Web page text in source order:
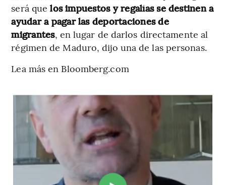
será quelos impuestos y regalías se destinen a
ayudar a pagar las deportaciones de
migrantes, en lugar de darlos directamente al
régimen de Maduro, dijo una de las personas.
Lea más en Bloomberg.com